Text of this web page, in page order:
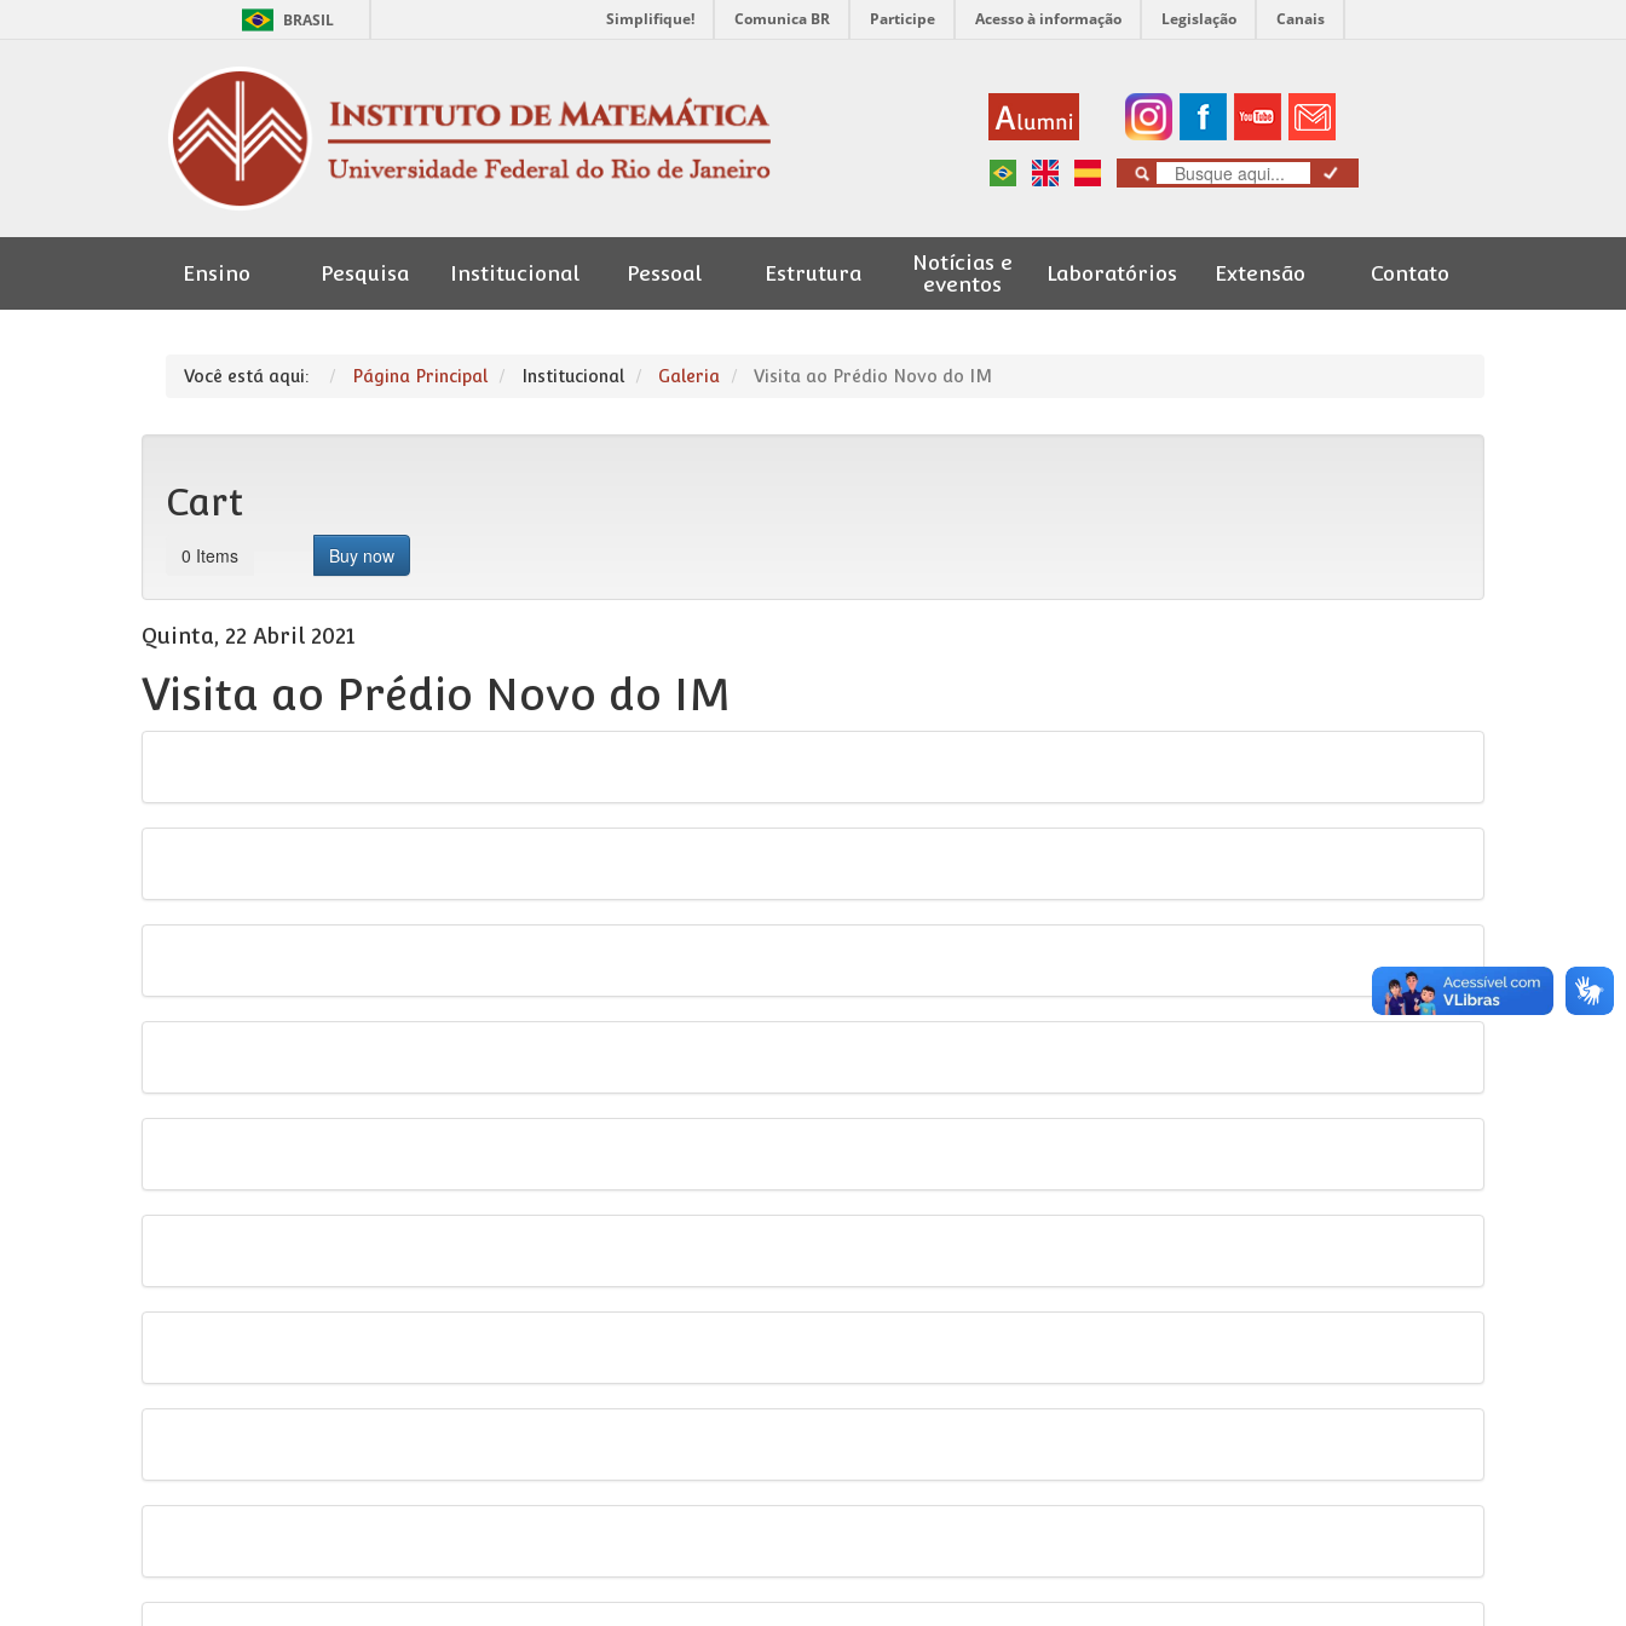
BRASIL Simplifique! Comunica BR Participe Acesso à informação Legislação Canais
Ensino Pesquisa Institucional Pessoal Estrutura
Notícias e
eventos
Laboratórios Extensão Contato
Você está aqui: Página Principal Institucional Galeria Visita ao Prédio Novo do IM
Cart
0 Items Buy now
Quinta, 22 Abril 2021
Visita ao Prédio Novo do IM